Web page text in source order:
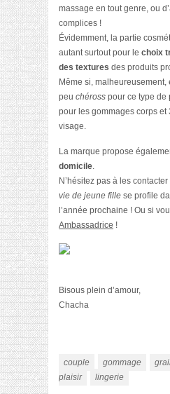
massage en tout genre, ou
complices !
Évidemment, la partie
autant surtout pour le choix
des textures des produits
Même si,
peu chéross pour ce type de
pour les gommages corps
visage.
La marque propose
domicile.
N’hésitez pas à les contacter
vie de jeune fille se profile
l’année prochaine ! Ou si
Ambassadrice !
Bisous plein d’amour,
Chacha
couple gommage
plaisir
lingerie